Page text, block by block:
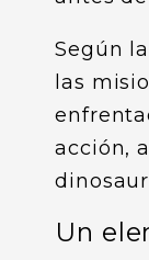
Según
las
acción,
Un